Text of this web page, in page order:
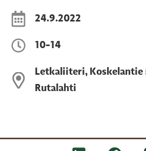
24.9.2022
10-14
Letkaliiteri, Koskelantie
Rutalahti